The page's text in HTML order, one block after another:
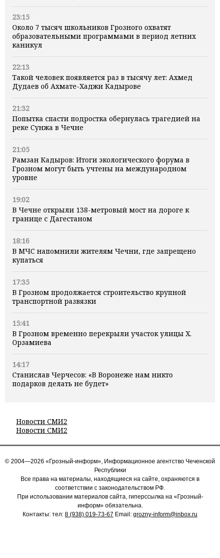
23:15
Около 7 тысяч школьников Грозного охватят
образовательными программами в период летних
каникул
22:13
Такой человек появляется раз в тысячу лет: Ахмед
Дудаев об Ахмате-Хаджи Кадырове
21:32
Попытка спасти подростка обернулась трагедией на
реке Сунжа в Чечне
21:05
Рамзан Кадыров: Итоги экологического форума в
Грозном могут быть учтены на международном
уровне
19:02
В Чечне открыли 138-метровый мост на дороге к
границе с Дагестаном
18:16
В МЧС напомнили жителям Чечни, где запрещено
купаться
17:35
В Грозном продолжается строительство крупной
транспортной развязки
15:41
В Грозном временно перекрыли участок улицы Х.
Орзамиева
14:17
Станислав Черчесов: «В Воронеже нам никто
подарков делать не будет»
Новости СМИ2
Новости СМИ2
© 2004—2026 «Грозный-информ», Информационное агентство Чеченской
Республики
Все права на материалы, находящиеся на сайте, охраняются в
соответствии с законодательством РФ.
При использовании материалов сайта, гиперссылка на «Грозный-
информ» обязательна.
Контакты: тел: 8 (938) 019-73-67 Email: grozny-inform@inbox.ru